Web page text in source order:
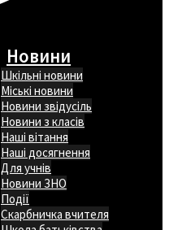
Новини
Шкільні новини
Міські новини
Новини звідусіль
Новини з класів
Наші вітання
Наші досягнення
Для учнів
Новини ЗНО
Події
Скарбничка вчителя